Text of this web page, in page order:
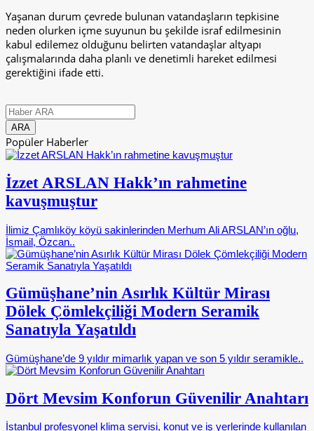
Yaşanan durum çevrede bulunan vatandaşların tepkisine
neden olurken içme suyunun bu şekilde israf edilmesinin
kabul edilemez olduğunu belirten vatandaşlar altyapı
çalışmalarında daha planlı ve denetimli hareket edilmesi
gerektiğini ifade etti.
Popüler Haberler
İzzet ARSLAN Hakk’ın rahmetine
kavuşmuştur
İlimiz Çamlıköy köyü sakinlerinden Merhum Ali ARSLAN’ın oğlu,
İsmail, Özcan..
Gümüşhane’nin Asırlık Kültür Mirası
Dölek Çömlekçiliği Modern Seramik
Sanatıyla Yaşatıldı
Gümüşhane’de 9 yıldır mimarlık yapan ve son 5 yıldır seramikle..
Dört Mevsim Konforun Güvenilir Anahtarı
İstanbul profesyonel klima servisi, konut ve iş yerlerinde kullanılan